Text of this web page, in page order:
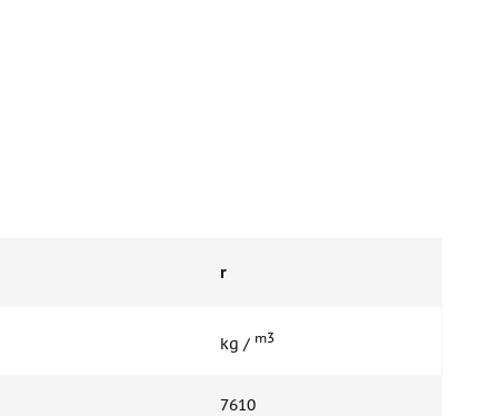
r
kg / m3
7610